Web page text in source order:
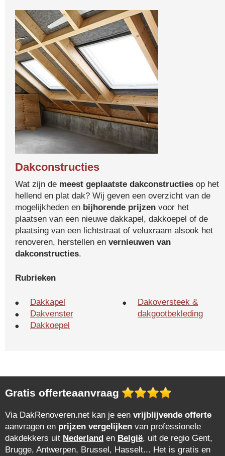
Dakconstructies
Wat zijn de meest geplaatste dakconstructies op het
hellend en plat dak? Wij geven een overzicht van de
mogelijkheden en bijhorende prijzen voor het
plaatsen van een nieuwe dakkapel, dakkoepel of de
plaatsing van een lichtstraat of veluxraam alsook het
renoveren, herstellen en vernieuwen van
dakconstructies.
Rubrieken
Dakkapel
Dakvenster
Dakkoepel
Dakoversteek &
dakgootbekleding
Gratis offerteaanvraag
Via DakRenoveren.net kan je een vrijblijvende offerte
aanvragen en prijzen vergelijken van professionele
dakdekkers uit Nederland en België, uit de regio Gent,
Brugge, Antwerpen, Brussel, Hasselt... Het is gratis en